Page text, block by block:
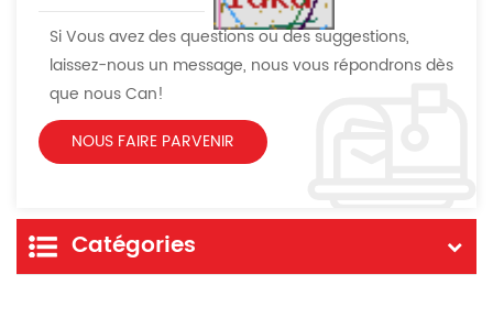
Si Vous avez des questions ou des suggestions,
laissez-nous un message, nous vous répondrons dès
que nous Can!
Catégories